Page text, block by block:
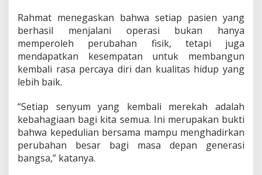
Rahmat menegaskan bahwa setiap pasien yang
berhasil menjalani operasi bukan hanya
memperoleh perubahan fisik, tetapi juga
mendapatkan kesempatan untuk membangun
kembali rasa percaya diri dan kualitas hidup yang
lebih baik.
“Setiap senyum yang kembali merekah adalah
kebahagiaan bagi kita semua. Ini merupakan bukti
bahwa kepedulian bersama mampu menghadirkan
perubahan besar bagi masa depan generasi
bangsa,” katanya.